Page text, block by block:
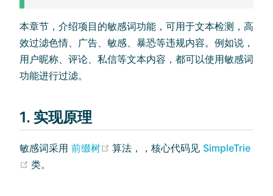
本章节，介绍项目的敏感词功能，可用于文本检测，高
效过滤色情、广告、敏感、暴恐等违规内容。例如说，
用户昵称、评论、私信等文本内容，都可以使用敏感词
功能进行过滤。
1. 实现原理
敏感词采用 前缀树 (opens new window)
算法，，核心代码见 SimpleTrie
(opens new window)
类。